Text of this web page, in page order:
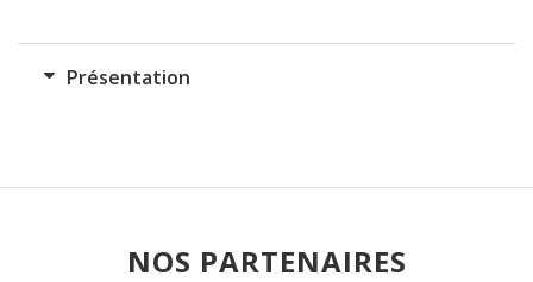
Présentation
NOS PARTENAIRES